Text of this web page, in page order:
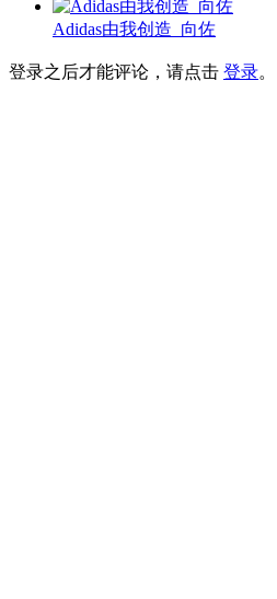
Adidas由我创造_向佐
登录之后才能评论，请点击 登录。